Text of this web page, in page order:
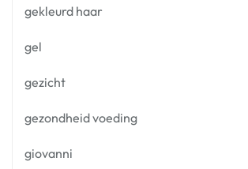
gekleurd haar
gel
gezicht
gezondheid voeding
giovanni